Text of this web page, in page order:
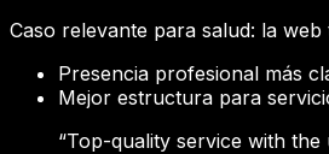
Caso relevante para salud: la
Presencia profesional más
Mejor estructura para
“Top-quality service with the